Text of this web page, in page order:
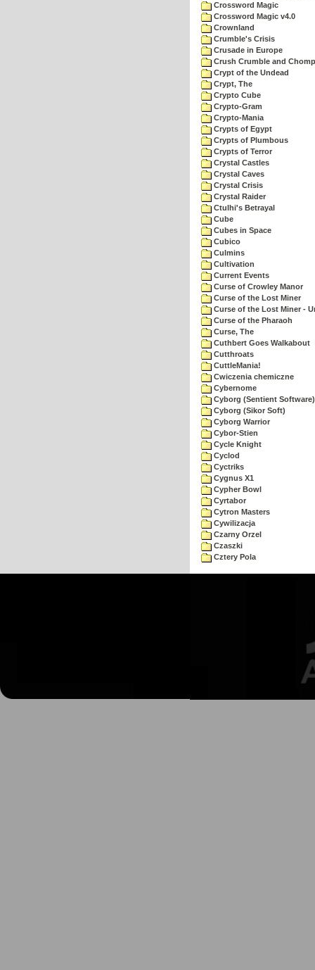
Crossword Magic
Crossword Magic v4.0
Crownland
Crumble's Crisis
Crusade in Europe
Crush Crumble and Chomp
Crypt of the Undead
Crypt, The
Crypto Cube
Crypto-Gram
Crypto-Mania
Crypts of Egypt
Crypts of Plumbous
Crypts of Terror
Crystal Castles
Crystal Caves
Crystal Crisis
Crystal Raider
Ctulhi's Betrayal
Cube
Cubes in Space
Cubico
Culmins
Cultivation
Current Events
Curse of Crowley Manor
Curse of the Lost Miner
Curse of the Lost Miner -
Curse of the Pharaoh
Curse, The
Cuthbert Goes Walkabout
Cutthroats
CuttleMania!
Cwiczenia chemiczne
Cybernome
Cyborg (Sentient Software)
Cyborg (Sikor Soft)
Cyborg Warrior
Cybor-Stien
Cycle Knight
Cyclod
Cyctriks
Cygnus X1
Cypher Bowl
Cyrtabor
Cytron Masters
Cywilizacja
Czarny Orzel
Czaszki
Cztery Pola